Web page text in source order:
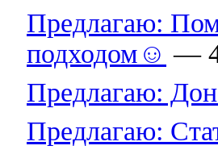
Предлагаю:
подходом☺ — 4
Предлагаю:
Предлагаю: